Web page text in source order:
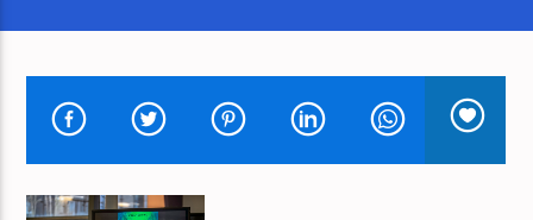
HUIDIG NUMMER
KOM EENS DICHTERBIJ
GORDON